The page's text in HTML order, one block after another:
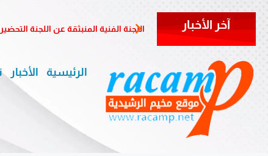
آخر الأخبار اللجنة الفنية المنبثقة عن اللجنة
الرئيسية الأخبار